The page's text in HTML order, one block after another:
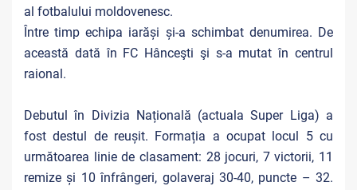
al fotbalului moldovenesc.
Între timp echipa iarăși și-a schimbat denumirea. De
această dată în FC Hânceşti şi s-a mutat în centrul
raional.
Debutul în Divizia Națională (actuala Super Liga) a
fost destul de reușit. Formația a ocupat locul 5 cu
următoarea linie de clasament: 28 jocuri, 7 victorii, 11
remize și 10 înfrângeri, golaveraj 30-40, puncte – 32.